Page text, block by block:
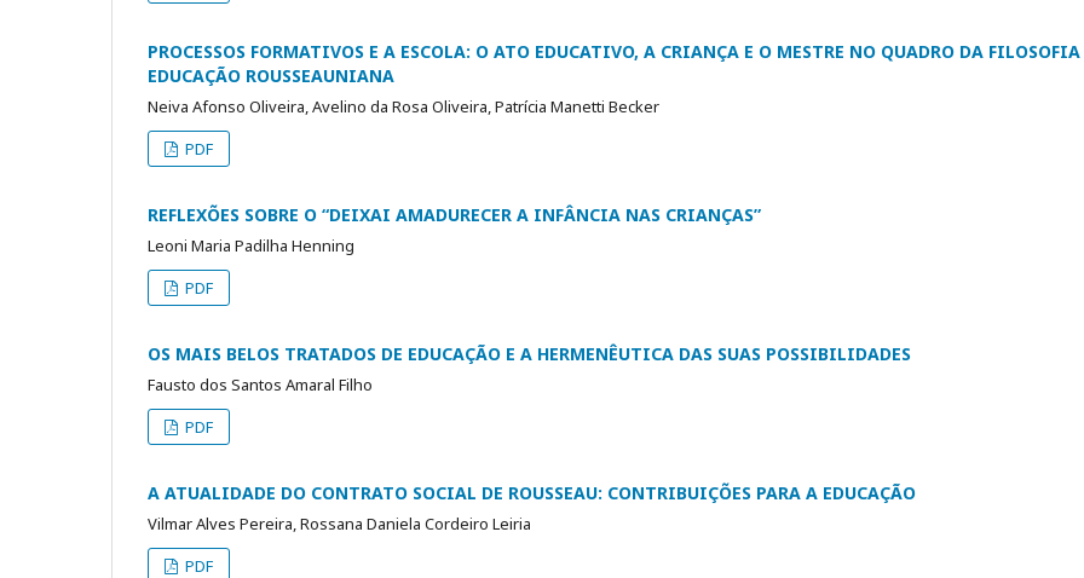
PROCESSOS FORMATIVOS E A ESCOLA: O ATO EDUCATIVO, A CRIANÇA E O MESTRE NO QUADRO DA
EDUCAÇÃO ROUSSEAUNIANA
Neiva Afonso Oliveira, Avelino da Rosa Oliveira, Patrícia Manetti Becker
PDF
REFLEXÕES SOBRE O “DEIXAI AMADURECER A INFÂNCIA NAS CRIANÇAS”
Leoni Maria Padilha Henning
PDF
OS MAIS BELOS TRATADOS DE EDUCAÇÃO E A HERMENÊUTICA DAS SUAS POSSIBILIDADES
Fausto dos Santos Amaral Filho
PDF
A ATUALIDADE DO CONTRATO SOCIAL DE ROUSSEAU: CONTRIBUIÇÕES PARA A EDUCAÇÃO
Vilmar Alves Pereira, Rossana Daniela Cordeiro Leiria
PDF